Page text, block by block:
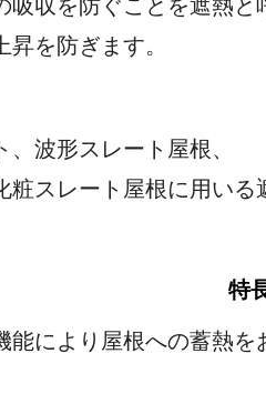
防ぎます。
スレート、
ート屋根に用いる遮
特
能により屋根への蓄熱を